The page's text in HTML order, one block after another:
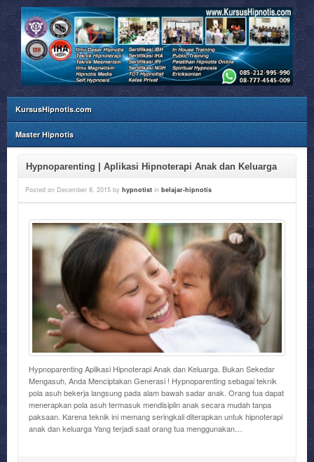
KursusHipnotis.com
Master Hipnotis
Hypnoparenting | Aplikasi Hipnoterapi Anak dan Keluarga
Posted on December 8, 2015 by hypnotist in belajar-hipnotis
Hypnoparenting Aplikasi Hipnoterapi Anak dan Keluarga. Bukan Sekedar
Mengasuh, Anda Menciptakan Generasi ! Hypnoparenting sebagai teknik
pola asuh bekerja langsung pada alam bawah sadar anak. Orang tua dapat
menerapkan pola asuh termasuk mendisiplin anak secara mudah tanpa
paksaan. Karena teknik ini memang seringkali diterapkan untuk hipnoterapi
anak dan keluarga Yang terjadi saat orang tua menggunakan…